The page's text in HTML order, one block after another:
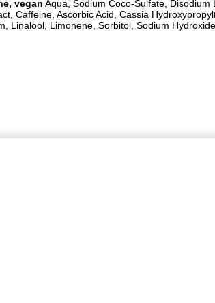
vegan Aqua, Sodium Coco-Sulfate,
Caffeine, Ascorbic Acid, Cassia
Linalool, Limonene, Sorbitol, Sodium